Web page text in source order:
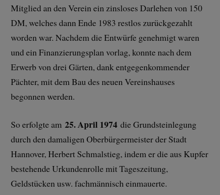
Mitglied an den Verein ein zinsloses Darlehen von 150
DM, welches dann Ende 1983 restlos zurückgezahlt
worden war. Nachdem die Entwürfe genehmigt waren
und ein Finanzierungsplan vorlag, konnte nach dem
Erwerb von drei Gärten, dank entgegenkommender
Pächter, mit dem Bau des neuen Vereinshauses
begonnen werden.
So erfolgte am25. April 1974 die Grundsteinlegung
durch den damaligen Oberbürgermeister der Stadt
Hannover, Herbert Schmalstieg, indem er die aus Kupfer
bestehende Urkundenrolle mit Tageszeitung,
Geldstücken usw. fachmännisch einmauerte.